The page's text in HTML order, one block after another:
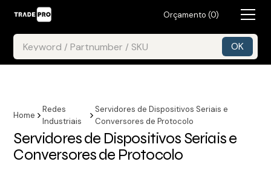
Orçamento (0)
Home
Redes
Industriais
Servidores de Dispositivos Seriais e
Conversores de Protocolo
Servidores de Dispositivos Seriais e
Conversores de Protocolo